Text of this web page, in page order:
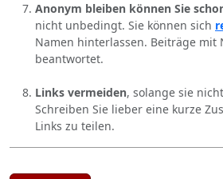
Anonym bleiben können Sie
nicht unbedingt. Sie können sich
Namen hinterlassen. Beiträge mit
beantwortet.
Links vermeiden, solange sie
Schreiben Sie lieber eine kurze
Links zu teilen.